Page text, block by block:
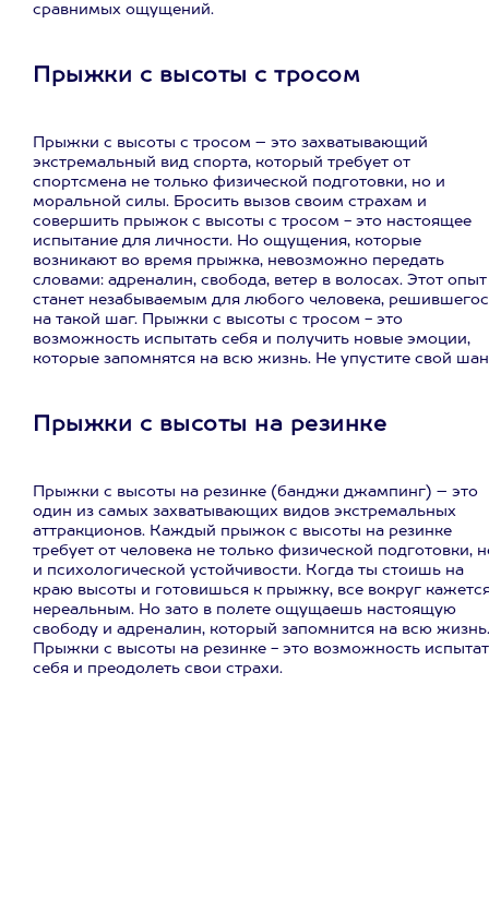
сравнимых ощущений.
Прыжки с высоты с тросом
Прыжки с высоты с тросом – это захватывающий
экстремальный вид спорта, который требует от
спортсмена не только физической подготовки, но и
моральной силы. Бросить вызов своим страхам и
совершить прыжок с высоты с тросом - это настоящее
испытание для личности. Но ощущения, которые
возникают во время прыжка, невозможно передать
словами: адреналин, свобода, ветер в волосах. Этот опыт
станет незабываемым для любого человека,
на такой шаг. Прыжки с высоты с тросом - это
возможность испытать себя и получить новые эмоции,
которые запомнятся на всю жизнь. Не упустите свой
Прыжки с высоты на резинке
Прыжки с высоты на резинке (банджи джампинг) – это
один из самых захватывающих видов экстремальных
аттракционов. Каждый прыжок с высоты на резинке
требует от человека не только физической подготовки,
и психологической устойчивости. Когда ты стоишь на
краю высоты и готовишься к прыжку, все вокруг
нереальным. Но зато в полете ощущаешь настоящую
свободу и адреналин, который запомнится на всю жизнь.
Прыжки с высоты на резинке - это возможность
себя и преодолеть свои страхи.